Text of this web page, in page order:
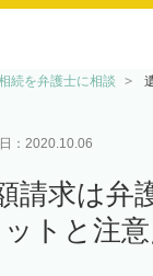
続を弁護士に相談
： 2020.10.06
請求は弁
トと注